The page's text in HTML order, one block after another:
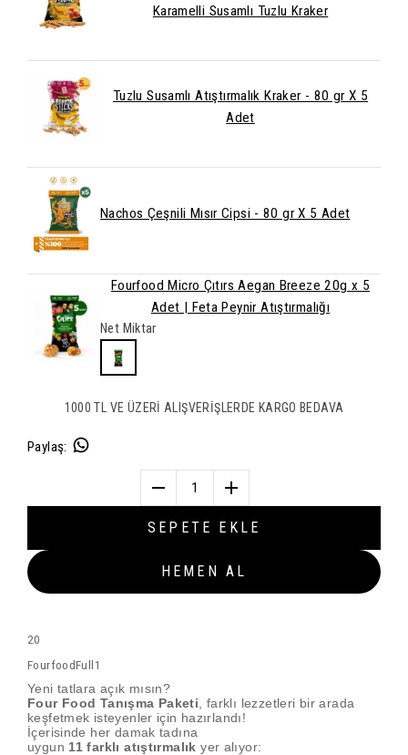
Karamelli Susamlı Tuzlu Kraker
Tuzlu Susamlı Atıştırmalık Kraker - 80 gr X 5
Adet
Nachos Çeşnili Mısır Cipsi - 80 gr X 5 Adet
Fourfood Micro Çıtırs Aegan Breeze 20g x 5
Adet | Feta Peynir Atıştırmalığı
Net Miktar
1000 TL VE ÜZERİ ALIŞVERİŞLERDE KARGO BEDAVA
Paylaş:
1
SEPETE EKLE
HEMEN AL
20
FourfoodFull1
Yeni tatlara açık mısın?
Four Food Tanışma Paketi , farklı lezzetleri bir arada
keşfetmek isteyenler için hazırlandı!
İçerisinde her damak tadına
uygun 11 farklı atıştırmalıkyer alıyor: